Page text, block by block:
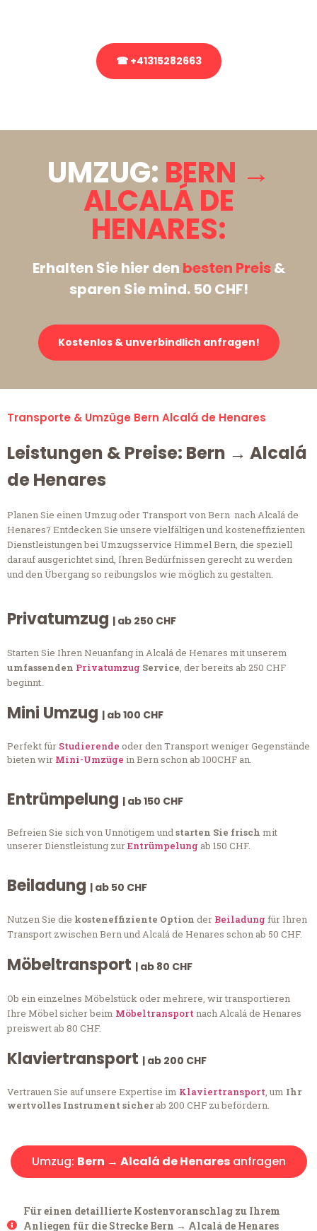
☎ +41315282663
UMZUG: BERN →
ALCALÁ DE
HENARES:
Erhalten Sie hier den besten Preis&
sparen Sie mind. 50 CHF!
Kostenlos & unverbindlich anfragen!
Transporte & Umzüge Bern Alcalá de Henares
Leistungen & Preise: Bern → Alcalá
de Henares
Planen Sie einen Umzug oder Transport von Bern nach Alcalá de
Henares? Entdecken Sie unsere vielfältigen und kosteneffizienten
Dienstleistungen bei Umzugsservice Himmel Bern, die speziell
darauf ausgerichtet sind, Ihren Bedürfnissen gerecht zu werden
und den Übergang so reibungslos wie möglich zu gestalten.
Privatumzug | ab 250 CHF
Starten Sie Ihren Neuanfang in Alcalá de Henares mit unserem
umfassenden Privatumzug Service, der bereits ab 250 CHF
beginnt.
Mini Umzug | ab 100 CHF
Perfekt für Studierende oder den Transport weniger Gegenstände
bieten wir Mini-Umzüge in Bern schon ab 100CHF an.
Entrümpelung | ab 150 CHF
Befreien Sie sich von Unnötigem undstarten Sie frisch mit
unserer Dienstleistung zurEntrümpelung ab 150 CHF.
Beiladung | ab 50 CHF
Nutzen Sie die kosteneffiziente Option der Beiladung für Ihren
Transport zwischen Bern und Alcalá de Henares schon ab 50 CHF.
Möbeltransport | ab 80 CHF
Ob ein einzelnes Möbelstück oder mehrere, wir transportieren
Ihre Möbel sicher beim Möbeltransportnach Alcalá de Henares
preiswert ab 80 CHF.
Klaviertransport | ab 200 CHF
Vertrauen Sie auf unsere Expertise im Klaviertransport, um Ihr
wertvolles Instrument sicherab 200 CHF zu befördern.
Umzug: Bern → Alcalá de Henaresanfragen
Für einen detaillierte Kostenvoranschlag zu Ihrem
Anliegen für die Strecke Bern → Alcalá de Henares